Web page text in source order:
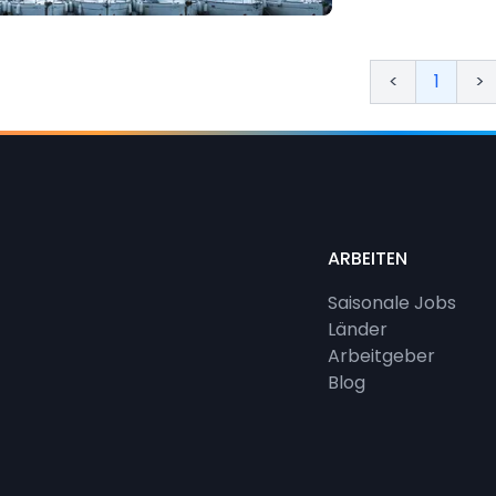
< 1 >
ARBEITEN
Saisonale Jobs
Länder
Arbeitgeber
Blog